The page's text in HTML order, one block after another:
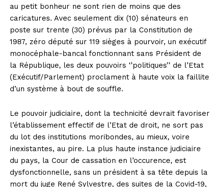
au petit bonheur ne sont rien de moins que des
caricatures. Avec seulement dix (10) sénateurs en
poste sur trente (30) prévus par la Constitution de
1987, zéro député sur 119 sièges à pourvoir, un exécutif
monocéphale-bancal fonctionnant sans Président de
la République, les deux pouvoirs ‘’politiques’’ de l’Etat
(Exécutif/Parlement) proclament à haute voix la faillite
d’un système à bout de souffle.
Le pouvoir judiciaire, dont la technicité devrait favoriser
l’établissement effectif de l’Etat de droit, ne sort pas
du lot des institutions moribondes, au mieux, voire
inexistantes, au pire. La plus haute instance judiciaire
du pays, la Cour de cassation en l’occurence, est
dysfonctionnelle, sans un président à sa tête depuis la
mort du juge René Sylvestre, des suites de la Covid-19,